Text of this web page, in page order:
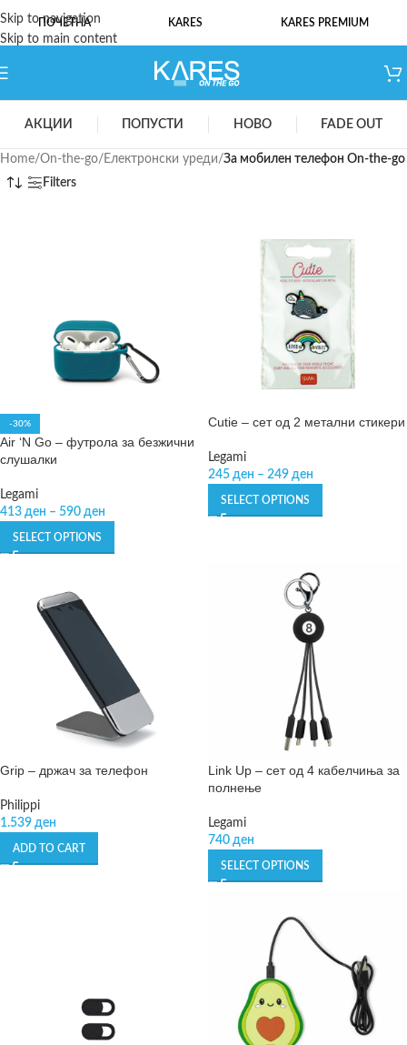
Skip to navigation
Skip to main content
ПОЧЕТНА KARES KARES PREMIUM
АКЦИИ ПОПУСТИ НОВО FADE OUT
Home/On-the-go/ Електронски уреди/За мобилен телефон On-the-go
Filters
-30%
Air ‘N Go – футрола за безжични
слушалки
Legami
413 ден – 590 ден
SELECT OPTIONS
Cutie – сет од 2 метални стикери
Legami
245 ден – 249 ден
SELECT OPTIONS
Grip – држач за телефон
Philippi
1.539 ден
ADD TO CART
Link Up – сет од 4 кабелчиња за
полнење
Legami
740 ден
SELECT OPTIONS